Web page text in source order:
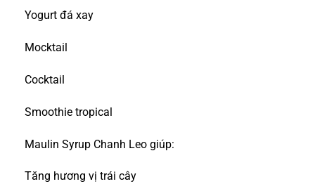
Yogurt đá xay
Mocktail
Cocktail
Smoothie tropical
Maulin Syrup Chanh Leo giúp:
Tăng hương vị trái cây